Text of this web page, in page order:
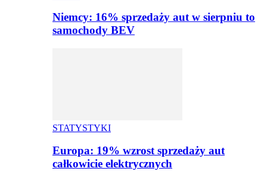
Niemcy: 16% sprzedaży aut w sierpniu to
samochody BEV
STATYSTYKI
Europa: 19% wzrost sprzedaży aut
całkowicie elektrycznych